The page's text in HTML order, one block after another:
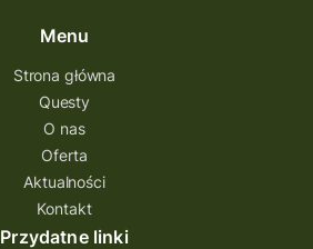
Menu
Strona główna
Questy
O nas
Oferta
Aktualności
Kontakt
Przydatne linki